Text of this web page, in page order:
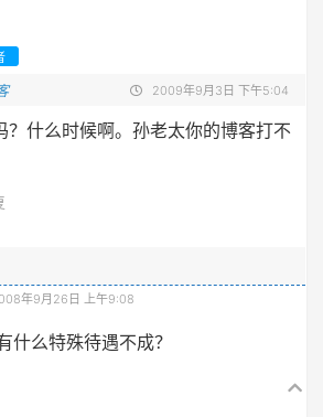
2009年9月3日 下午5:04
？什么时候啊。孙老太你的博客打不
年9月26日 上午9:08
什么特殊待遇不成？